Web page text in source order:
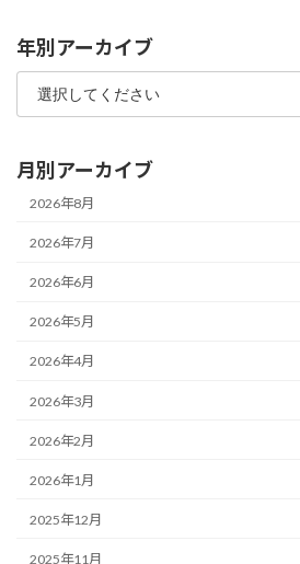
年別アーカイブ
月別アーカイブ
2026年8月
2026年7月
2026年6月
2026年5月
2026年4月
2026年3月
2026年2月
2026年1月
2025年12月
2025年11月